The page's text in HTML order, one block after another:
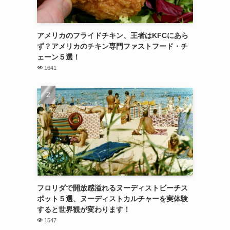
アメリカのフライドチキン、王者はKFCにあら
ず？アメリカのチキン専門ファストフード・チ
ェーン５選！
1641
フロリダで開放感溢れるヌーディストビーチス
ポット５選、ヌーディストカルチャーを実体験
すると世界観が変わります！
1547